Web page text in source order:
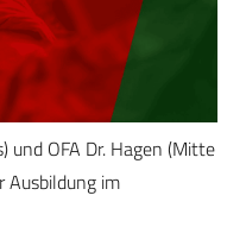
und OFA Dr. Hagen (Mitte
Ausbildung im